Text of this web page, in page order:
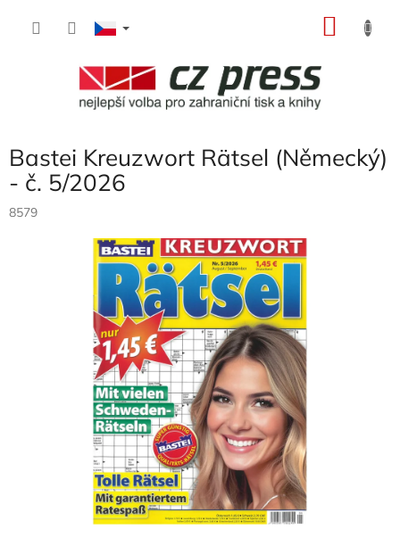
Bastei Kreuzwort Rätsel (Německý)
- č. 5/2026
8579